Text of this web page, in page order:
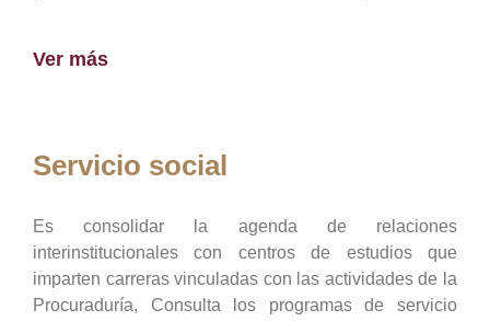
Ver más
Servicio social
Es consolidar la agenda de relaciones
interinstitucionales con centros de estudios que
imparten carreras vinculadas con las actividades de la
Procuraduría, Consulta los programas de servicio